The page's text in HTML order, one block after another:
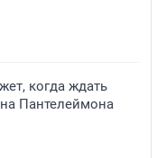
когда ждать
Пантелеймона